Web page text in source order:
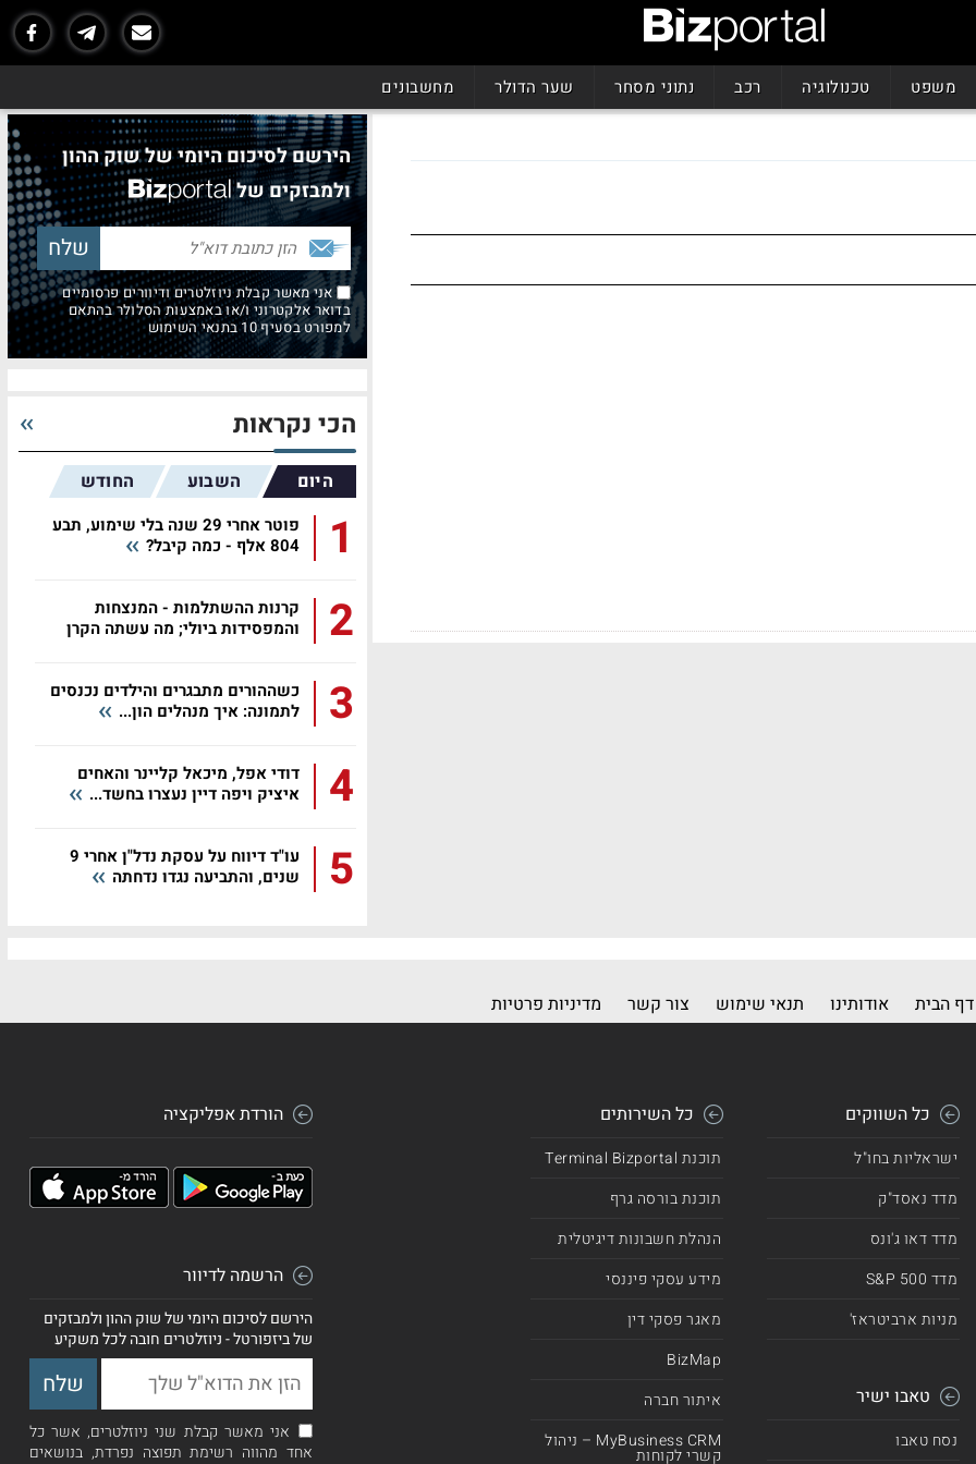
משפט טכנולוגיה רכב נתוני מסחר שער הדולר מחשבונים
הירשם לסיכום היומי של שוק ההון
ולמבזקים של
אני מאשר קבלת ניוזלטרים ודיוורים פרסומיים
בדואר אלקטרוני ו/או באמצעות הסלולר בהתאם
למפורט בסעיף 10 בתנאי השימוש
הכי נקראות
היום השבוע החודש
1
פוטר אחרי 29 שנה בלי שימוע, תבע
804 אלף - כמה קיבל?
2
קרנות ההשתלמות - המנצחות
והמפסידות ביולי; מה עשתה הקרן
3
כשההורים מתבגרים והילדים נכנסים
לתמונה: איך מנהלים הון...
4
דודי אפל, מיכאל קליינר והאחים
איציק ויפה דיין נעצרו בחשד...
5
עו"ד דיווח על עסקת נדל"ן אחרי 9
שנים, והתביעה נגדו נדחתה
דף הבית אודותינו תנאי שימוש צור קשר מדיניות פרטיות
כל השווקים
ישראליות בחו"ל
מדד נאסד"ק
מדד דאו ג'ונס
מדד 500 S&P
מניות ארביטראז'
טאבו ישיר
נסח טאבו
כל השירותים
תוכנת Terminal Bizportal
תוכנת בורסה גרף
הנהלת חשבונות דיגיטלית
מידע עסקי פיננסי
מאגר פסקי דין
BizMap
איתור חברה
MyBusiness CRM – ניהול
קשרי לקוחות
הורדת אפליקציה
הרשמה לדיוור
הירשם לסיכום היומי של שוק ההון ולמבזקים
של ביזפורטל - ניוזלטרים חובה לכל משקיע
אני מאשר קבלת שני ניוזלטרים, אשר כל
אחד מהווה רשימת תפוצה נפרדת, בנושאים